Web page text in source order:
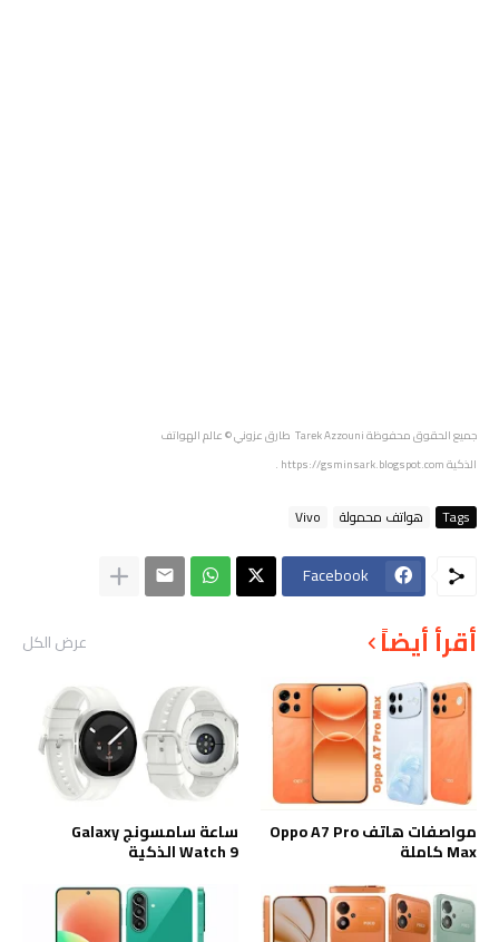
جميع الحقوق محفوظةTarek Azzouni طارق عزوني
© عالم الهواتف
الذكيةhttps://gsminsark.blogspot.com
.
Tags هواتف محمولة Vivo
Facebook
أقرأ أيضاً عرض الكل
مواصفات هاتف Oppo A7 Pro
Max كاملة
ساعة سامسونج Galaxy
Watch 9 الذكية